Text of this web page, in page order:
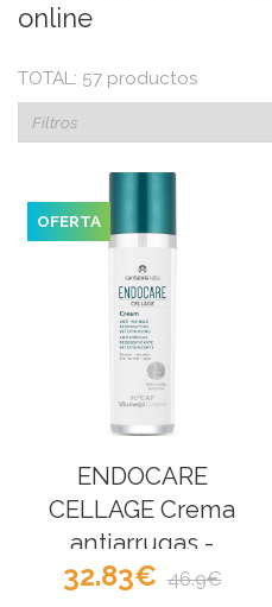
online
TOTAL: 57 productos
ENDOCARE
CELLAGE Crema
antiarrugas -
Cantabria Labs
OFERTA
32.83 46.9